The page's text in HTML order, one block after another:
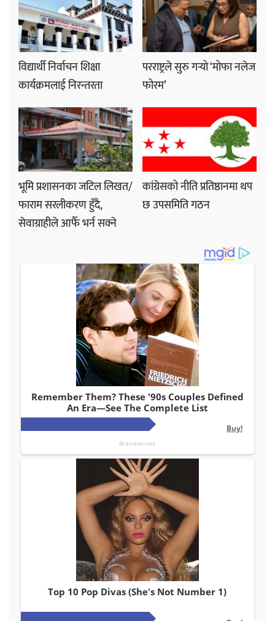
विद्यार्थी निर्वाचन शिक्षा
कार्यक्रमलाई निरन्तरता
परराष्ट्रले सुरु गर्‍यो ‘मोफा नलेज
फोरम’
भूमि प्रशासनका जटिल लिखत/
फाराम सरलीकरण हुँदै,
सेवाग्राहीले आफैँ भर्न सक्ने
कांग्रेसको नीति प्रतिष्ठानमा थप
छ उपसमिति गठन